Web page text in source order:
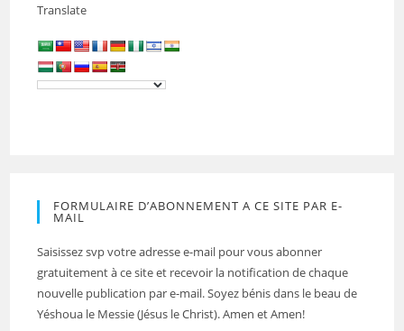
Translate
FORMULAIRE D’ABONNEMENT A CE SITE PAR E-
MAIL
Saisissez svp votre adresse e-mail pour vous abonner
gratuitement à ce site et recevoir la notification de chaque
nouvelle publication par e-mail. Soyez bénis dans le beau de
Yéshoua le Messie (Jésus le Christ). Amen et Amen!